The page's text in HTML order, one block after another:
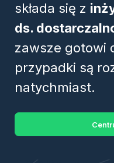
składa się z
ds.
zawsze gotowi
przypadki są
natychmiast.